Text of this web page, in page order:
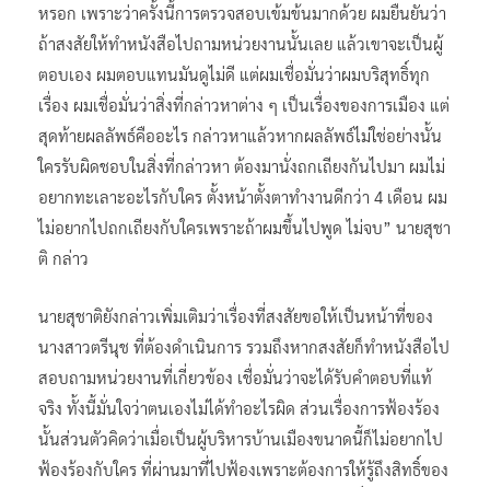
หรอก เพราะว่าครั้งนี้การตรวจสอบเข้มข้นมากด้วย ผมยืนยันว่า
ถ้าสงสัยให้ทำหนังสือไปถามหน่วยงานนั้นเลย แล้วเขาจะเป็นผู้
ตอบเอง ผมตอบแทนมันดูไม่ดี แต่ผมเชื่อมั่นว่าผมบริสุทธิ์ทุก
เรื่อง ผมเชื่อมั่นว่าสิ่งที่กล่าวหาต่าง ๆ เป็นเรื่องของการเมือง แต่
สุดท้ายผลลัพธ์คืออะไร กล่าวหาแล้วหากผลลัพธ์ไม่ใช่อย่างนั้น
ใครรับผิดชอบในสิ่งที่กล่าวหา ต้องมานั่งถกเถียงกันไปมา ผมไม่
อยากทะเลาะอะไรกับใคร ตั้งหน้าตั้งตาทำงานดีกว่า 4 เดือน ผม
ไม่อยากไปถกเถียงกับใครเพราะถ้าผมขึ้นไปพูด ไม่จบ” นายสุชา
ติ กล่าว
นายสุชาติยังกล่าวเพิ่มเติมว่าเรื่องที่สงสัยขอให้เป็นหน้าที่ของ
นางสาวตรีนุช ที่ต้องดำเนินการ รวมถึงหากสงสัยก็ทำหนังสือไป
สอบถามหน่วยงานที่เกี่ยวข้อง เชื่อมั่นว่าจะได้รับคำตอบที่แท้
จริง ทั้งนี้มั่นใจว่าตนเองไม่ได้ทำอะไรผิด ส่วนเรื่องการฟ้องร้อง
นั้นส่วนตัวคิดว่าเมื่อเป็นผู้บริหารบ้านเมืองขนาดนี้ก็ไม่อยากไป
ฟ้องร้องกับใคร ที่ผ่านมาที่ไปฟ้องเพราะต้องการให้รู้ถึงสิทธิ์ของ